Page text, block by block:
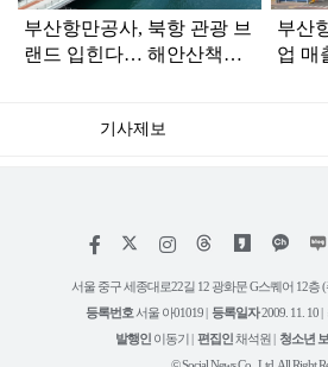
부산항만공사, 북항 관광 브
랜드 입힌다… 해안산책로
부산
업 매
기사제보
페
스
인
타
램
서울 중구 세종대로22길 12 광화문 G스퀘어 12층 (
등록번호 서울 아01019 | 등록일자2009. 11. 10 |
발행인 이동기 | 편집인채석원 | 청소년